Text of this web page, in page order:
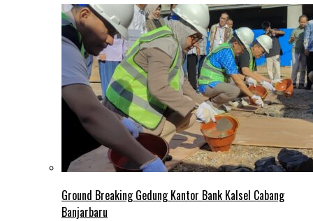
Ground Breaking Gedung Kantor Bank Kalsel Cabang
Banjarbaru